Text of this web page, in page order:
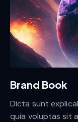
Brand Book
Dicta sunt
quia voluptas sit